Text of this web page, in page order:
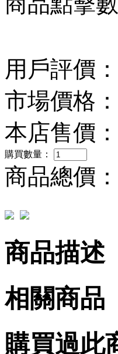
用戶評價：
市場價格：
本店售價：
購買數量：
商品總價：
商品描述
相關商品
購買過此